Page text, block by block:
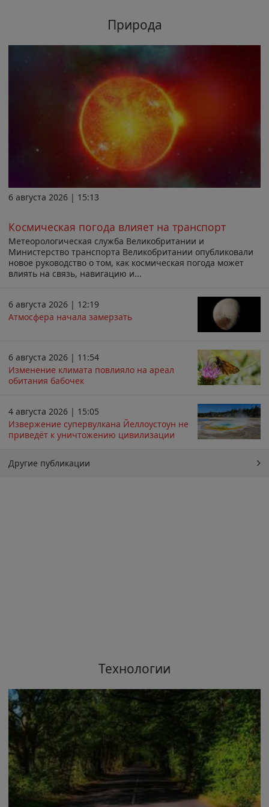
Природа
6 августа 2026 | 15:13
Космическая погода влияет на транспорт
Метеорологическая служба Великобритании и
Министерство транспорта Великобритании опубликовали
новое руководство о том, как космическая погода может
влиять на связь, навигацию и...
6 августа 2026 | 12:19
Атмосфера начала замерзать
6 августа 2026 | 11:54
Изменение климата повлияло на ареал
обитания бабочек
4 августа 2026 | 15:05
Извержение супервулкана Йеллоустоун не
приведёт к уничтожению цивилизации
Другие публикации
Технологии